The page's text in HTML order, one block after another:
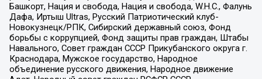
Башкорт, Нация и свобода, Нация и свобода, W.H.С., Фалунь
Дафа, Иртыш Ultras, Русский Патриотический клуб-
Новокузнецк/РПК, Сибирский державный союз, Фонд
борьбы с коррупцией, Фонд защиты прав граждан, Штабы
Навального, Совет граждан СССР Прикубанского округа г.
Краснодара, Мужское государство, Народное
объединение русского движения, Народное движение